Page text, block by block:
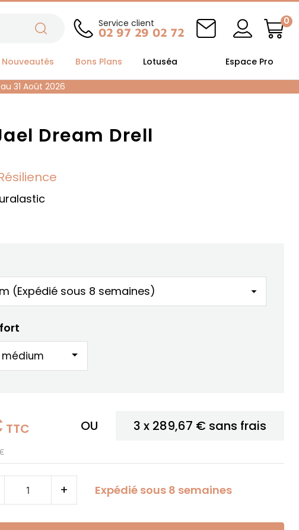
Service client
02 97 29 02 72
0
Nouveautés Bons Plans Lotuséa Espace Pro
31 Août 2026
Dream Drell
arrow_drop_down
TTC OU 3 x 289,67 € sans frais
+ Expédié sous 8 semaines